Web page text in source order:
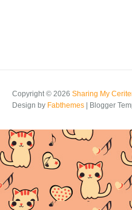
Copyright © 2026 Sharing My
Design by Fabthemes | Blogger